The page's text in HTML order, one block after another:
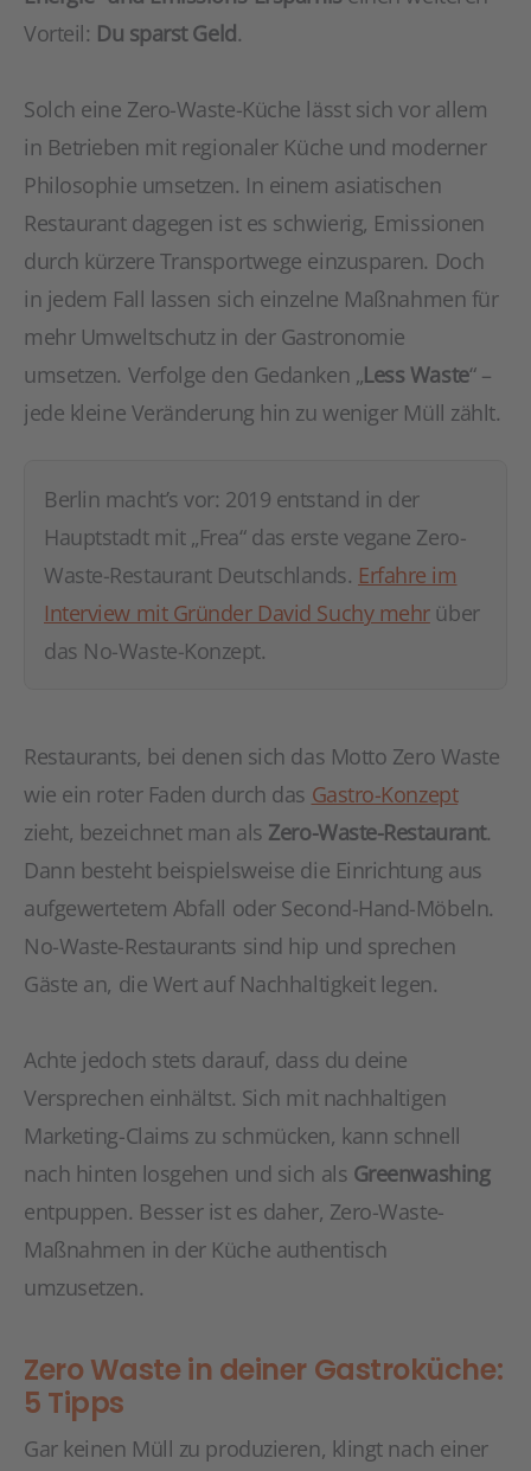
Vorteil: Du sparst Geld.
Solch eine Zero-Waste-Küche lässt sich vor allem
in Betrieben mit regionaler Küche und moderner
Philosophie umsetzen. In einem asiatischen
Restaurant dagegen ist es schwierig, Emissionen
durch kürzere Transportwege einzusparen. Doch
in jedem Fall lassen sich einzelne Maßnahmen für
mehr Umweltschutz in der Gastronomie
umsetzen. Verfolge den Gedanken „Less Waste“ –
jede kleine Veränderung hin zu weniger Müll zählt.
Berlin macht’s vor: 2019 entstand in der
Hauptstadt mit „Frea“ das erste vegane Zero-
Waste-Restaurant Deutschlands. Erfahre im
Interview mit Gründer David Suchy mehrüber
das No-Waste-Konzept.
Restaurants, bei denen sich das Motto Zero Waste
wie ein roter Faden durch das Gastro-Konzept
zieht, bezeichnet man als Zero-Waste-Restaurant.
Dann besteht beispielsweise die Einrichtung aus
aufgewertetem Abfall oder Second-Hand-Möbeln.
No-Waste-Restaurants sind hip und sprechen
Gäste an, die Wert auf Nachhaltigkeit legen.
Achte jedoch stets darauf, dass du deine
Versprechen einhältst. Sich mit nachhaltigen
Marketing-Claims zu schmücken, kann schnell
nach hinten losgehen und sich als Greenwashing
entpuppen. Besser ist es daher, Zero-Waste-
Maßnahmen in der Küche authentisch
umzusetzen.
Zero Waste in deiner Gastroküche:
5 Tipps
Gar keinen Müll zu produzieren, klingt nach einer